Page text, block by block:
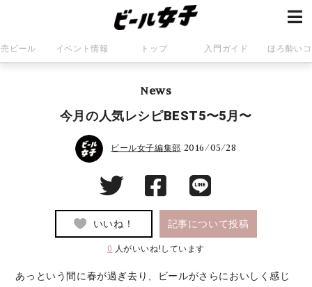
ビール イベント情報 トップ 入門ガイド ほろ酔い
News
今月の人気レシピBEST5〜5月〜
ビール女子編集部 2016/05/28
いいね！ 記事について投稿
0 人がいいね!しています
あっという間に春が過ぎ去り、ビールがさらにおいしく感じ